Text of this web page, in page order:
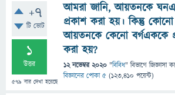
+7
টি ভোট
1
উত্তর
579 বার দেখা হয়েছে
আমরা জানি, আয়তনকে
প্রকাশ করা হয়। কিন্তু
আয়তনকে কেনো বর্গএককে
করা হয়?
12 নভেম্বর 2020 "বিবিধ" বিভাগে জিজ্ঞাসা
বিজ্ঞানের পোকা ৫ (123,410 পয়েন্ট)